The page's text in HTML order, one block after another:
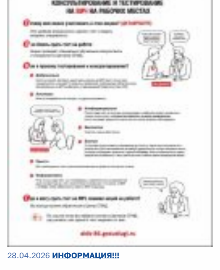
28.04.2026 ИНФОРМАЦИЯ!!!